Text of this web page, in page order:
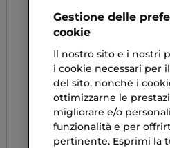
Gestione delle
cookie
Il nostro sito e i nostri
i cookie necessari per
del sito, nonché i
ottimizzarne le
migliorare e/o
funzionalità e per
pertinente. Esprimi la